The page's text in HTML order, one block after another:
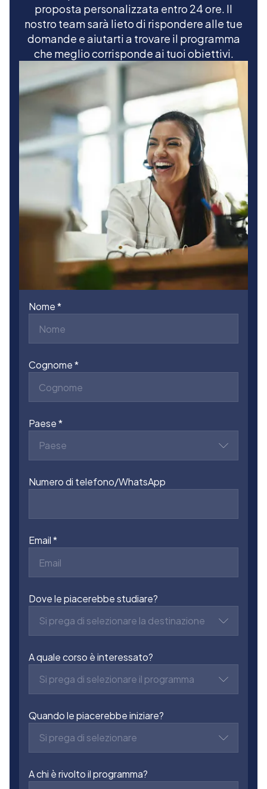
proposta personalizzata entro 24 ore. Il
nostro team sarà lieto di rispondere alle tue
domande e aiutarti a trovare il programma
che meglio corrisponde ai tuoi obiettivi.
Nome
Cognome
Paese
Paese
Numero di telefono/WhatsApp
Email
Dove le piacerebbe studiare?
Si prega di selezionare la destinazione
A quale corso è interessato?
Si prega di selezionare il programma
Quando le piacerebbe iniziare?
Si prega di selezionare
A chi è rivolto il programma?